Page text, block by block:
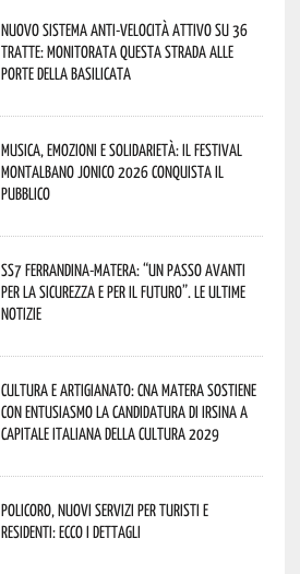
Nuovo sistema anti-velocità attivo su 36
tratte: monitorata questa strada alle
porte della Basilicata
Musica, emozioni e solidarietà: il Festival
Montalbano Jonico 2026 conquista il
pubblico
SS7 Ferrandina-Matera: “Un passo avanti
per la sicurezza e per il futuro”. Le ultime
notizie
Cultura e Artigianato: CNA Matera sostiene
con entusiasmo la candidatura di Irsina a
Capitale Italiana della Cultura 2029
Policoro, nuovi servizi per turisti e
residenti: ecco i dettagli